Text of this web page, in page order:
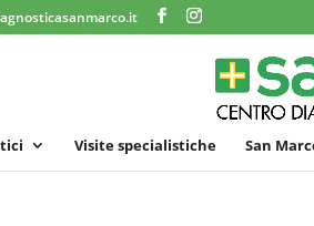
Visite specialistiche San